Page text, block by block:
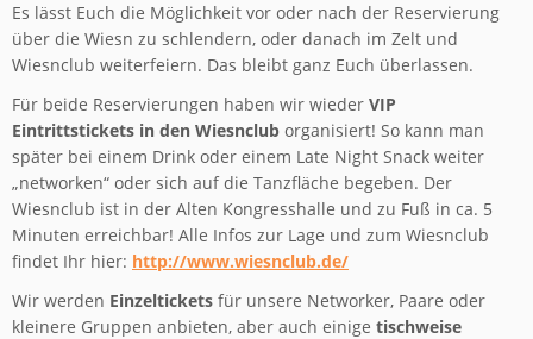
Es lässt Euch die Möglichkeit vor oder nach der Reservierung
über die Wiesn zu schlendern, oder danach im Zelt und
Wiesnclub weiterfeiern. Das bleibt ganz Euch überlassen.
Für beide Reservierungen haben wir wieder VIP
Eintrittstickets in den Wiesnclub organisiert! So kann man
später bei einem Drink oder einem Late Night Snack weiter
„networken“ oder sich auf die Tanzfläche begeben. Der
Wiesnclub ist in der Alten Kongresshalle und zu Fuß in ca. 5
Minuten erreichbar! Alle Infos zur Lage und zum Wiesnclub
findet Ihr hier: http://www.wiesnclub.de/
Wir werden Einzeltickets für unsere Networker, Paare oder
kleinere Gruppen anbieten, aber auch einige tischweise